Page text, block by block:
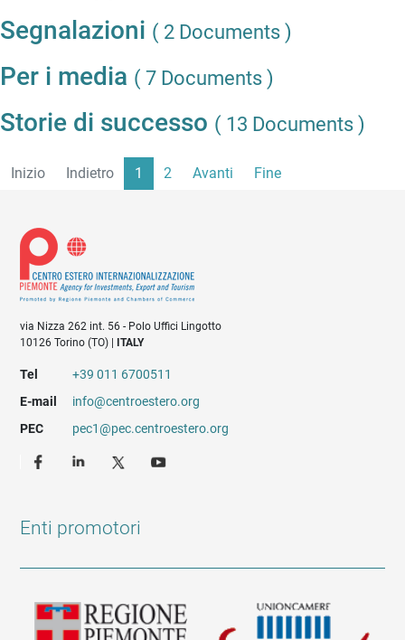
Segnalazioni ( 2 Documents )
Per i media ( 7 Documents )
Storie di successo ( 13 Documents )
Inizio Indietro 1 2 Avanti Fine
via Nizza 262 int. 56 - Polo Uffici Lingotto
10126 Torino (TO) |
ITALY
Tel
+39 011 6700511
E-mail
info@centroestero.org
PEC
pec1@pec.centroestero.org
Enti promotori